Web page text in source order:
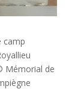
camp
Mémorial de